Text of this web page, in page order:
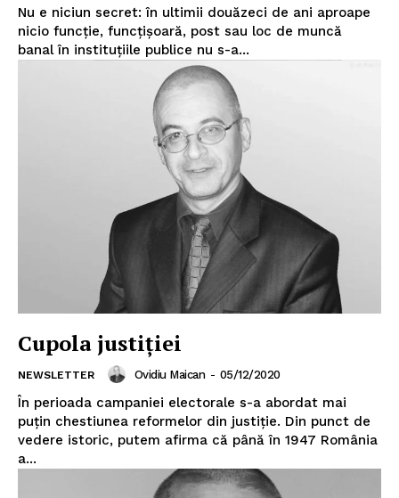
Nu e niciun secret: în ultimii douăzeci de ani aproape
nicio funcție, funcțișoară, post sau loc de muncă
banal în instituțiile publice nu s-a...
Cupola justiției
NEWSLETTER Ovidiu Maican - 05/12/2020
În perioada campaniei electorale s-a abordat mai
puțin chestiunea reformelor din justiție. Din punct de
vedere istoric, putem afirma că până în 1947 România
a...